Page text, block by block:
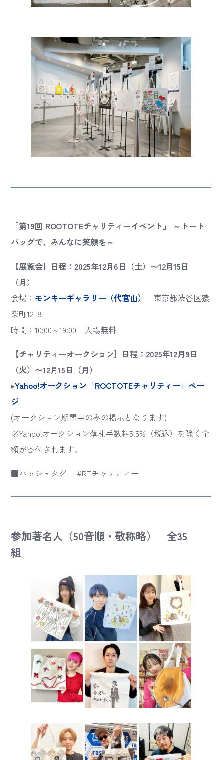
「第19回 ROOTOTEチャリティーイベント」 ～トート
バッグで、みんなに笑顔を～
【展覧会】日程：2025年12月6日（土）〜12月15日
（月）
会場： モンキーギャラリー（代官山）
東京都渋谷区猿
楽町12-8
時間：10:00～19:00 入場無料
【チャリティーオークション】日程：2025年12月9日
（火）〜12月15日（月）
▸Yahoo!オークション「ROOTOTEチャリティー」ペー
ジ
(オークション期間中のみの掲示となります)
※Yahoo!オークション落札手数料5.5%（税込）を除く全
額が寄付されます。
■ハッシュタグ #RTチャリティー
参加著名人（50音順・敬称略） 全35